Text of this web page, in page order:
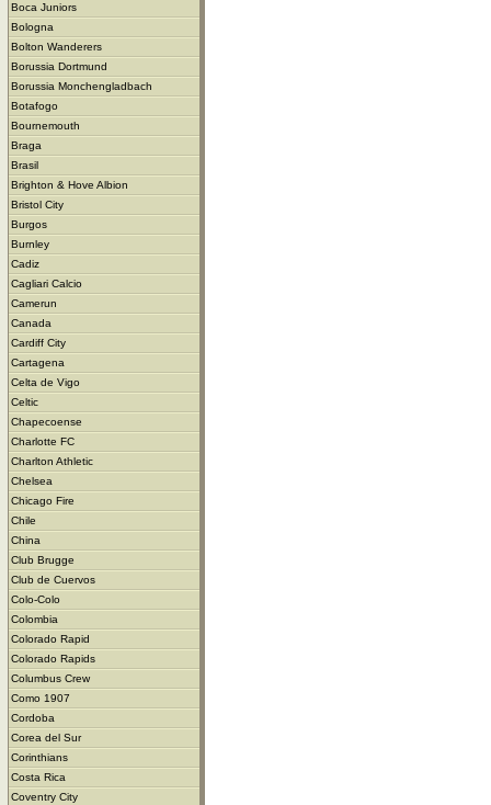
Boca Juniors
Bologna
Bolton Wanderers
Borussia Dortmund
Borussia Monchengladbach
Botafogo
Bournemouth
Braga
Brasil
Brighton & Hove Albion
Bristol City
Burgos
Burnley
Cadiz
Cagliari Calcio
Camerun
Canada
Cardiff City
Cartagena
Celta de Vigo
Celtic
Chapecoense
Charlotte FC
Charlton Athletic
Chelsea
Chicago Fire
Chile
China
Club Brugge
Club de Cuervos
Colo-Colo
Colombia
Colorado Rapid
Colorado Rapids
Columbus Crew
Como 1907
Cordoba
Corea del Sur
Corinthians
Costa Rica
Coventry City